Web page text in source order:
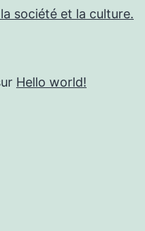
société et la culture.
Hello world!